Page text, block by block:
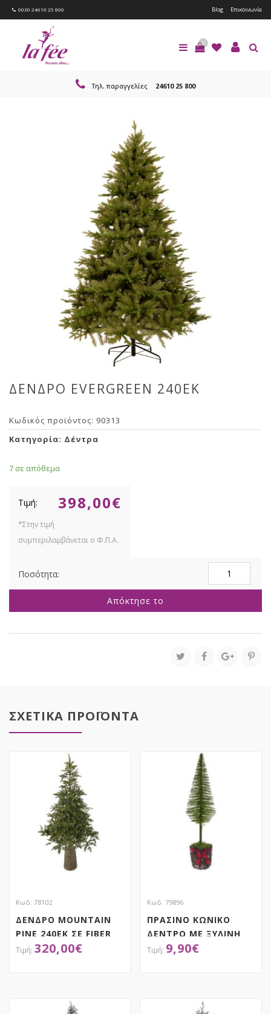
0030 24610 25 800 Blog Επικοινωνία
0
Τηλ. παραγγελίες 24610 25 800
ΔΕΝΔΡΟ EVERGREEN 240ΕΚ
Κωδικός προϊόντος: 90313
Κατηγορία: Δέντρα
7 σε απόθεμα
398,00€
EVERGREEN
240ΕΚ
Απόκτησε το
ΣΧΕΤΙΚΑ ΠΡΟΪΟΝΤΑ
Κωδ. 78102
ΔΕΝΔΡΟ MOUNTAIN
PINE 240EK ΣΕ FIBER
GLASS RESIN ΒΑΣΗ
320,00€
Κωδ. 79896
ΠΡΑΣΙΝΟ ΚΩΝΙΚΟ
ΔΕΝΤΡΟ ΜΕ ΞΥΛΙΝΗ
ΒΑΣΗ 18X67EK
9,90€